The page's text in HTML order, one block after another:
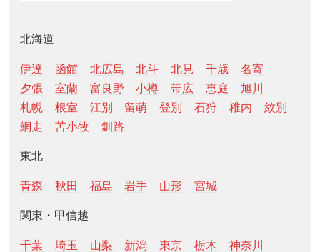
北海道
伊達 函館 北広島 北斗 北見 千歳
名寄
夕張
室蘭 富良野 小樽 帯広 恵庭
旭川
札幌
根室 江別 留萌 登別 石狩 稚内
紋別
網走
苫小牧 釧路
東北
青森 秋田 福島 岩手 山形 宮城
関東・甲信越
千葉 埼玉 山梨 新潟 東京 栃木
神奈川